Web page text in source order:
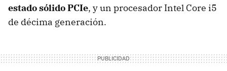
estado sólido PCIe, y un procesador Intel Core i5
de décima generación.